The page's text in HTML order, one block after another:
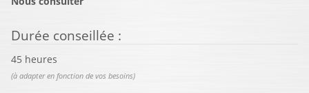
Durée conseillée :
45 heures
(à adapter en fonction de vos besoins)